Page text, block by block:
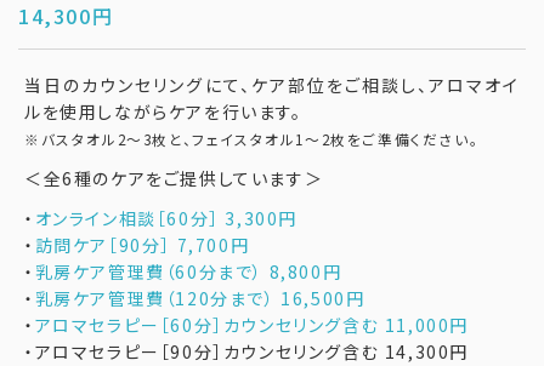
14,300円
当日のカウンセリングにて、ケア部位をご相談し、アロマオイ
ルを使用しながらケアを行います。
※バスタオル2〜3枚と、フェイスタオル1〜2枚をご準備ください。
＜全6種のケアをご提供しています＞
・ オンライン相談［60分］ 3,300円
・ 訪問ケア［90分］ 7,700円
・ 乳房ケア管理費（60分まで） 8,800円
・ 乳房ケア管理費（120分まで） 16,500円
・ アロマセラピー［60分］カウンセリング含む 11,000円
・アロマセラピー［90分］カウンセリング含む 14,300円